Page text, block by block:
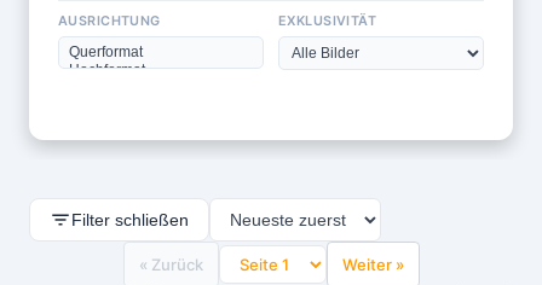
AUSRICHTUNG EXKLUSIVITÄT
Filter schließen
« Zurück Weiter »